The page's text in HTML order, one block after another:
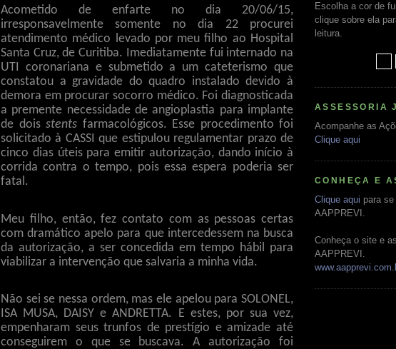
Acometido de enfarte no dia 20/06/15,
irresponsavelmente somente no dia 22 procurei
atendimento médico levado por meu filho ao Hospital
Santa Cruz, de Curitiba. Imediatamente fui internado na
UTI coronariana e submetido a um cateterismo que
constatou a gravidade do quadro instalado devido à
demora em procurar socorro médico. Foi diagnosticada
a premente necessidade de angioplastia para implante
de dois stents farmacológicos. Esse procedimento foi
solicitado à CASSI que estipulou regulamentar prazo de
cinco dias úteis para emitir autorização, dando início à
corrida contra o tempo, pois essa espera poderia ser
fatal.
Meu filho, então, fez contato com as pessoas certas
com dramático apelo para que intercedessem na busca
da autorização, a ser concedida em tempo hábil para
viabilizar a intervenção que salvaria a minha vida.
Não sei se nessa ordem, mas ele apelou para SOLONEL,
ISA MUSA, DAISY e ANDRETTA. E estes, por sua vez,
empenharam seus trunfos de prestígio e amizade até
conseguirem o que se buscava. A autorização foi
Escolha a cor de
clique sobre ela
leitura.
ASSESSORIA
Acompanhe as
Clique aqui
CONHEÇA E
Clique aqui para
AAPPREVI.
Conheça o site e
AAPPREVI.